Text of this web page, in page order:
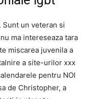
un veteran si
ma intereseaza tara
miscarea juvenila a
a site-urilor xxx
pentru NOI
de Christopher, a